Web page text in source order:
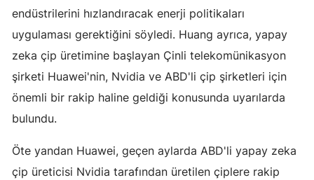
Rize
Sakarya
Samsun
Siirt
endüstrilerini hızlandıracak enerji politikaları
uygulaması gerektiğini söyledi. Huang ayrıca, yapay
zeka çip üretimine başlayan Çinli telekomünikasyon
şirketi Huawei'nin, Nvidia ve ABD'li çip şirketleri için
önemli bir rakip haline geldiği konusunda uyarılarda
bulundu.
Öte yandan Huawei, geçen aylarda ABD'li yapay zeka
çip üreticisi Nvidia tarafından üretilen çiplere rakip